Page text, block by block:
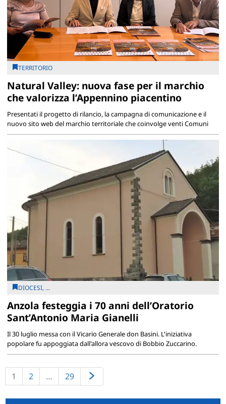
TERRITORIO
Natural Valley: nuova fase per il marchio
che valorizza l’Appennino piacentino
Presentati il progetto di rilancio, la campagna di comunicazione e il
nuovo sito web del marchio territoriale che coinvolge venti Comuni
DIOCESI, ...
Anzola festeggia i 70 anni dell’Oratorio
Sant’Antonio Maria Gianelli
Il 30 luglio messa con il Vicario Generale don Basini. L'iniziativa
popolare fu appoggiata dall'allora vescovo di Bobbio Zuccarino.
1 2 … 29